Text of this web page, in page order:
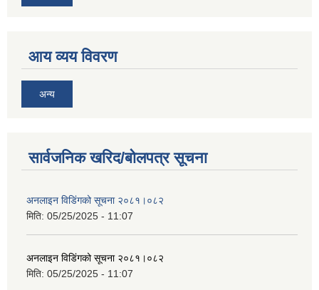
आय व्यय विवरण
अन्य
सार्वजनिक खरिद/बोलपत्र सूचना
अनलाइन विडि‌ं‍गको सूचना २०८१।०८२
मिति: 05/25/2025 - 11:07
अनलाइन विडि‌ं‍गको सूचना २०८१।०८२
मिति: 05/25/2025 - 11:07